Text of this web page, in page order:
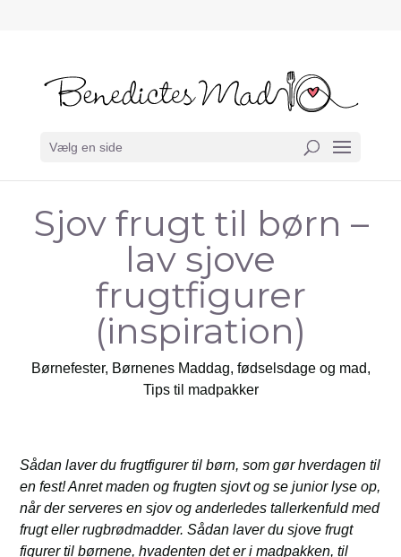
Vælg en side
Sjov frugt til børn –
lav sjove
frugtfigurer
(inspiration)
Børnefester, Børnenes Maddag, fødselsdage og mad,
Tips til madpakker
Sådan laver du frugtfigurer til børn, som gør hverdagen til
en fest! Anret maden og frugten sjovt og se junior lyse op,
når der serveres en sjov og anderledes tallerkenfuld med
frugt eller rugbrødmadder. Sådan laver du sjove frugt
figurer til børnene, hvadenten det er i madpakken, til